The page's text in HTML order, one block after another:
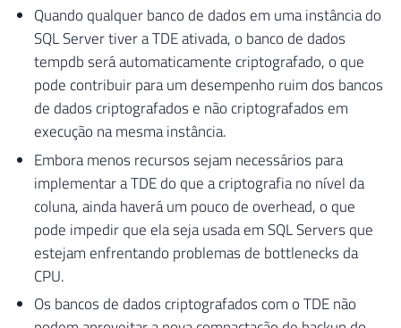
Quando qualquer banco de dados em uma instância do
SQL Server tiver a TDE ativada, o banco de dados
tempdb será automaticamente criptografado, o que
pode contribuir para um desempenho ruim dos bancos
de dados criptografados e não criptografados em
execução na mesma instância.
Embora menos recursos sejam necessários para
implementar a TDE do que a criptografia no nível da
coluna, ainda haverá um pouco de overhead, o que
pode impedir que ela seja usada em SQL Servers que
estejam enfrentando problemas de bottlenecks da
CPU.
Os bancos de dados criptografados com o TDE não